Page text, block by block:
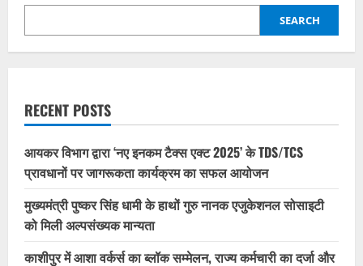
SEARCH
RECENT POSTS
आयकर विभाग द्वारा ‘नए इनकम टैक्स एक्ट 2025’ के TDS/TCS
प्रावधानों पर जागरूकता कार्यक्रम का सफल आयोजन
मुख्यमंत्री पुष्कर सिंह धामी के हाथों गुरु नानक एजुकेशनल सोसाइटी
को मिली अल्पसंख्यक मान्यता
काशीपुर में आशा वर्कर्स का ब्लॉक सम्मेलन, राज्य कर्मचारी का दर्जा और